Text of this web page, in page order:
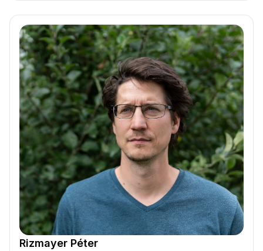
Rizmayer Péter